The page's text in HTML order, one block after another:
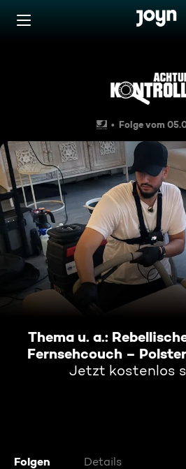
Zum Inhalt springen
Folge vom
Thema u. a.:
Fernsehcouch –
Jetzt kostenlos
Folgen Details